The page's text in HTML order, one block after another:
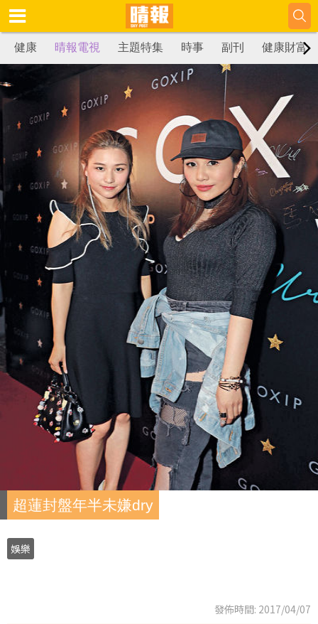
健康 晴報電視 主題特集 時事 副刊 健康財富
超蓮封盤年半未嫌dry
娛樂
發佈時間: 2017/04/07